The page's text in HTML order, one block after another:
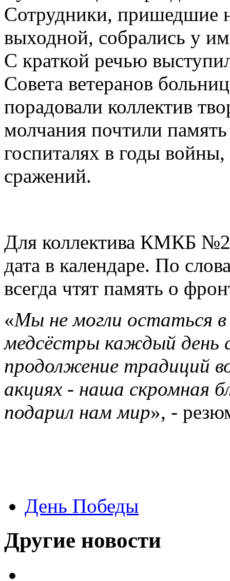
Сотрудники, пришедшие
выходной, собрались у
С краткой речью
Совета ветеранов
порадовали коллектив
молчания почтили
госпиталях в годы войны,
сражений.
Для коллектива КМКБ
дата в календаре. По
всегда чтят память о
«Мы не могли остаться
медсёстры каждый день
продолжение традиций
акциях - наша скромная
подарил нам мир», -
День Победы
Другие новости